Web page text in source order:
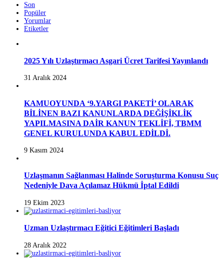
Son
Popüler
Yorumlar
Etiketler
2025 Yılı Uzlaştırmacı Asgari Ücret Tarifesi Yayınlandı
31 Aralık 2024
KAMUOYUNDA ‘9.YARGI PAKETİ’ OLARAK
BİLİNEN BAZI KANUNLARDA DEĞİŞİKLİK
YAPILMASINA DAİR KANUN TEKLİFİ, TBMM
GENEL KURULUNDA KABUL EDİLDİ.
9 Kasım 2024
Uzlaşmanın Sağlanması Halinde Soruşturma Konusu Suç
Nedeniyle Dava Açılamaz Hükmü İptal Edildi
19 Ekim 2023
Uzman Uzlaştırmacı Eğitici Eğitimleri Başladı
28 Aralık 2022